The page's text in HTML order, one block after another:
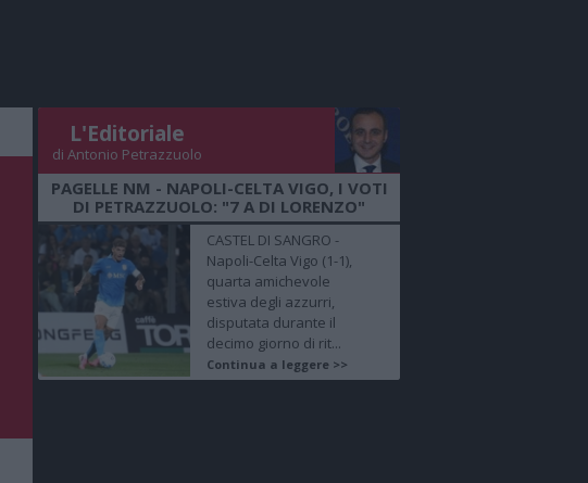
L'Editoriale
di Antonio Petrazzuolo
PAGELLE NM - NAPOLI-CELTA VIGO, I VOTI
DI PETRAZZUOLO: "7 A DI LORENZO"
CASTEL DI SANGRO -
Napoli-Celta Vigo (1-1),
quarta amichevole
estiva degli azzurri,
disputata durante il
decimo giorno di rit...
Continua a leggere >>